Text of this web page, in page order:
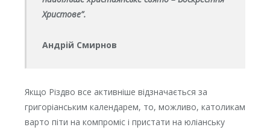
Христове”.
Андрій Смирнов
Якщо Різдво все активніше відзначається за
григоріанським календарем, то, можливо, католикам
варто піти на компроміс і пристати на юліанську